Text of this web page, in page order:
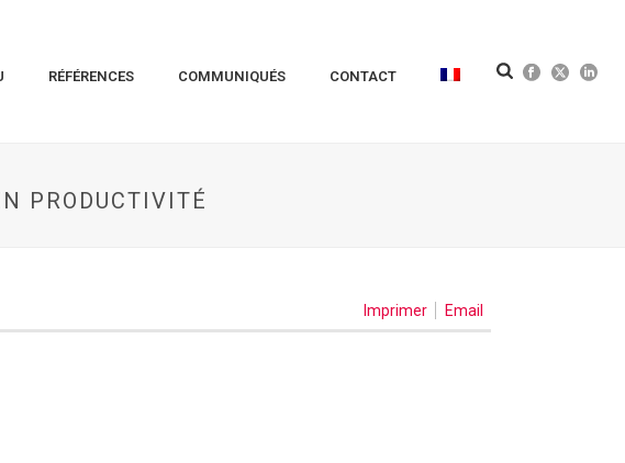
RÉFÉRENCES COMMUNIQUÉS CONTACT
PRODUCTIVITÉ
Imprimer Email